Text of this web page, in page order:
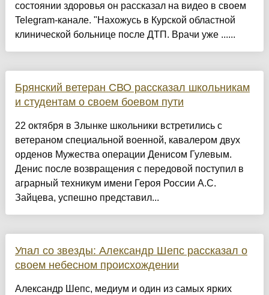
состоянии здоровья он рассказал на видео в своем
Telegram-канале. "Нахожусь в Курской областной
клинической больнице после ДТП. Врачи уже ......
Брянский ветеран СВО рассказал школьникам
и студентам о своем боевом пути
22 октября в Злынке школьники встретились с
ветераном специальной военной, кавалером двух
орденов Мужества операции Денисом Гулевым.
Денис после возвращения с передовой поступил в
аграрный техникум имени Героя России А.С.
Зайцева, успешно представил...
Упал со звезды: Александр Шепс рассказал о
своем небесном происхождении
Александр Шепс, медиум и один из самых ярких